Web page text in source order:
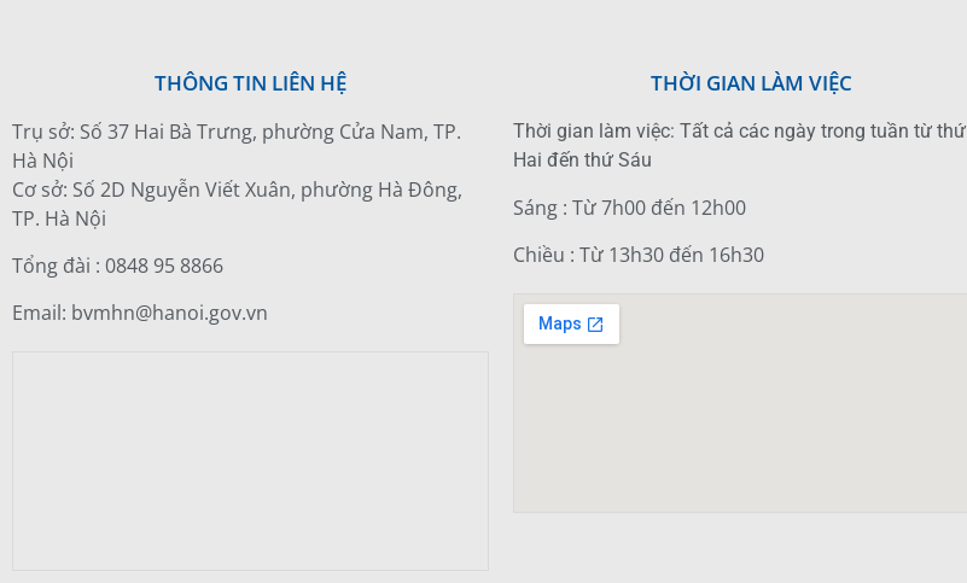
THÔNG TIN LIÊN HỆ
Trụ sở: Số 37 Hai Bà Trưng, phường Cửa Nam, TP.
Hà Nội
Cơ sở: Số 2D Nguyễn Viết Xuân, phường Hà Đông,
TP. Hà Nội
Tổng đài : 0848 95 8866
Email: bvmhn@hanoi.gov.vn
THỜI GIAN LÀM VIỆC
Thời gian làm việc: Tất cả các ngày trong tuần từ thứ
Hai đến thứ Sáu
Sáng : Từ 7h00 đến 12h00
Chiều : Từ 13h30 đến 16h30